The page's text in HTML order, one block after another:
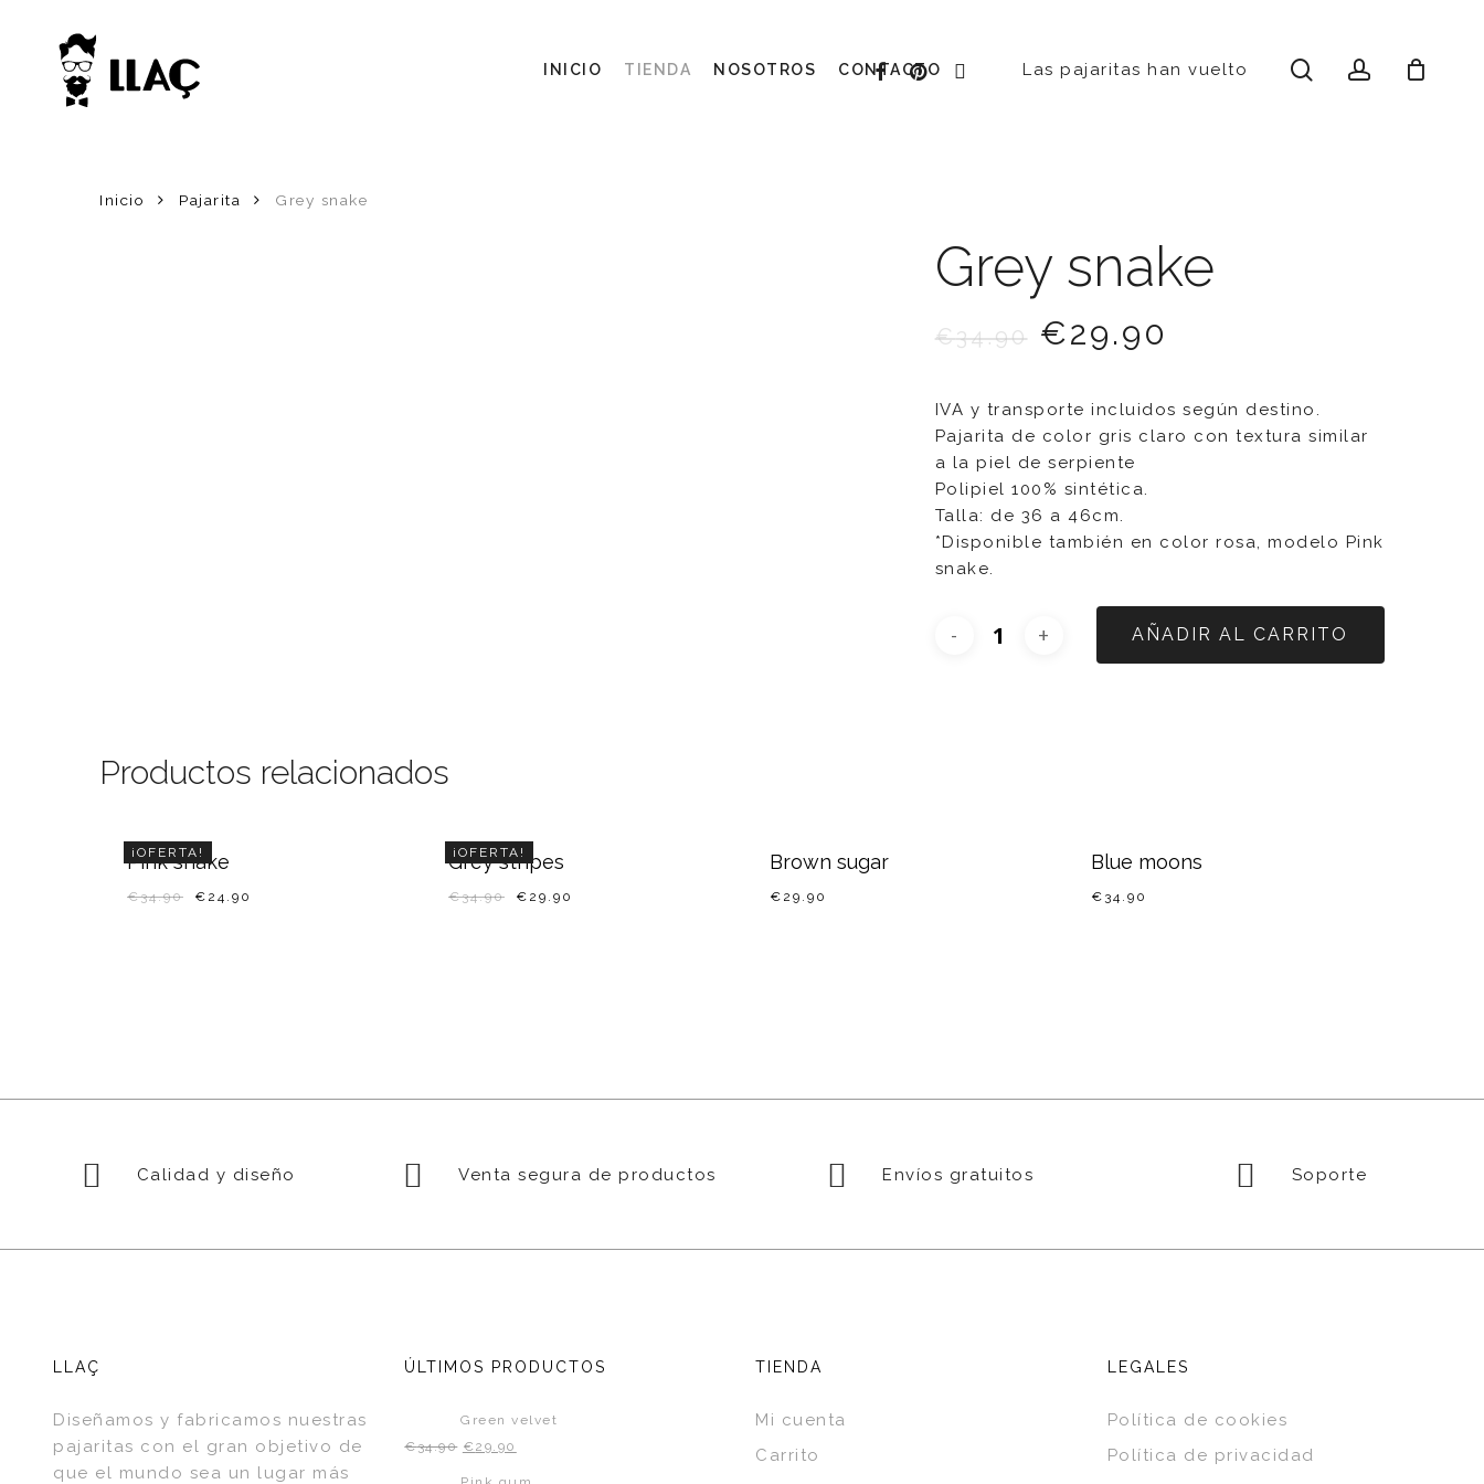
content
INICIO TIENDA NOSOTROS CONTACTO
FACEBOOK
PINTERESTINSTAGRAMLas pajaritas han vuelto search account
Inicio Pajarita Grey snake
Grey snake
€34.90 €29.90
IVA y transporte incluidos según destino.
Pajarita de color gris claro con textura similar
a la piel de serpiente
Polipiel 100% sintética.
Talla: de 36 a 46cm.
*Disponible también en color rosa, modelo Pink
snake.
AÑADIR AL CARRITO
Productos relacionados
¡OFERTA!
Pink snake
€34.90 € 24.90
¡OFERTA!
Grey stripes
€34.90 € 29.90
Brown sugar
€ 29.90
Blue moons
€ 34.90
Calidad y diseño Venta segura de productos Envíos gratuitos Soporte
LLAÇ
Diseñamos y fabricamos nuestras
pajaritas con el gran objetivo de
que el mundo sea un lugar más
ÚLTIMOS PRODUCTOS
Green velvet
€34.90 € 29.90
TIENDA
Mi cuenta
Carrito
LEGALES
Política de cookies
Política de privacidad